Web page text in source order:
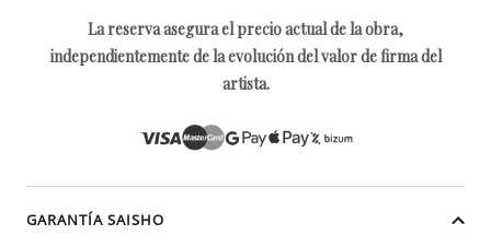
La reserva asegura el precio actual de la obra,
independientemente de la evolución del valor de firma del
artista.
GARANTÍA SAISHO